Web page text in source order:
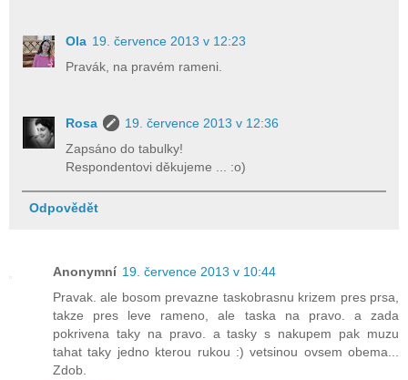
Ola 19. července 2013 v 12:23
Pravák, na pravém rameni.
Rosa
19. července 2013 v 12:36
Zapsáno do tabulky!
Respondentovi děkujeme ... :o)
Odpovědět
Anonymní 19. července 2013 v 10:44
Pravak. ale bosom prevazne taskobrasnu krizem pres prsa,
takze pres leve rameno, ale taska na pravo. a zada
pokrivena taky na pravo. a tasky s nakupem pak muzu
tahat taky jedno kterou rukou :) vetsinou ovsem obema...
Zdob.